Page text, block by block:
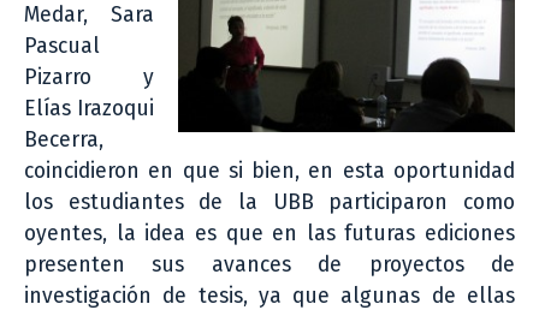
Medar, Sara
Pascual
Pizarro y
Elías Irazoqui
Becerra,
coincidieron en que si bien, en esta oportunidad
los estudiantes de la UBB participaron como
oyentes, la idea es que en las futuras ediciones
presenten sus avances de proyectos de
investigación de tesis, ya que algunas de ellas